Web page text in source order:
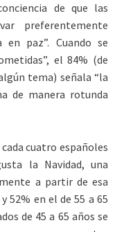
de que las
preferentemente
paz”. Cuando se
el 84% (de
tema) señala “la
de manera rotunda
cuatro españoles
la Navidad, una
a partir de esa
52% en el de 55 a 65
de 45 a 65 años se